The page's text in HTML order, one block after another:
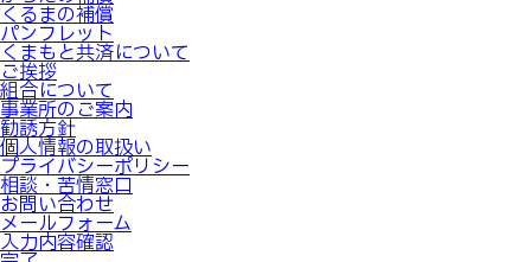
くるまの補償
パンフレット
くまもと共済について
ご挨拶
組合について
事業所のご案内
勧誘方針
個人情報の取扱い
プライバシーポリシー
相談・苦情窓口
お問い合わせ
メールフォーム
入力内容確認